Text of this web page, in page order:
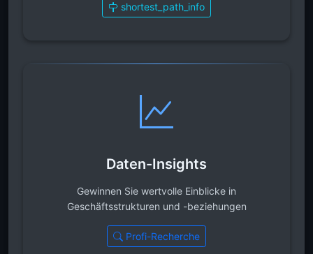
shortest_path_info
Daten-Insights
Gewinnen Sie wertvolle Einblicke in
Geschäftsstrukturen und -beziehungen
Profi-Recherche